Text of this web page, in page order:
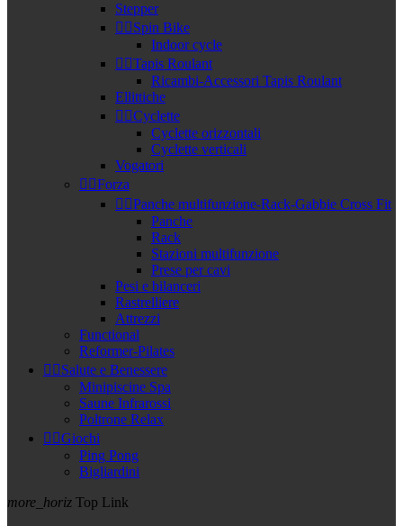
Stepper
 Spin Bike
Indoor cycle
 Tapis Roulant
Ricambi-Accessori Tapis Roulant
Ellittiche
 Cyclette
Cyclette orizzontali
Cyclette verticali
Vogatori
 Forza
 Panche multifunzione-Rack-Gabbie Cross Fit
Panche
Rack
Stazioni multifunzione
Prese per cavi
Pesi e bilanceri
Rastrelliere
Attrezzi
Functional
Reformer-Pilates
 Salute e Benessere
Minipiscine Spa
Saune Infrarossi
Poltrone Relax
 Giochi
Ping Pong
Bigliardini
more_horiz Top Link